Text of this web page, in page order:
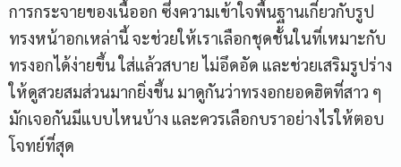
การกระจายของเนื้ออก ซึ่งความเข้าใจพื้นฐานเกี่ยวกับรูป
ทรงหน้าอกเหล่านี้ จะช่วยให้เราเลือกชุดชั้นในที่เหมาะกับ
ทรงอกได้ง่ายขึ้น ใส่แล้วสบาย ไม่อึดอัด และช่วยเสริมรูปร่าง
ให้ดูสวยสมส่วนมากยิ่งขึ้น มาดูกันว่าทรงอกยอดฮิตที่สาว ๆ
มักเจอกันมีแบบไหนบ้าง และควรเลือกบราอย่างไรให้ตอบ
โจทย์ที่สุด